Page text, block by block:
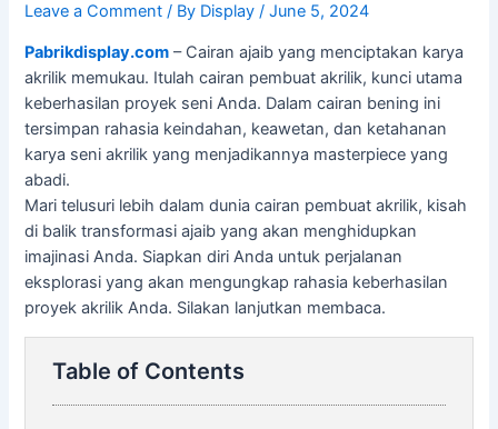
Leave a Comment / By Display/June 5, 2024
Pabrikdisplay.com – Cairan ajaib yang menciptakan karya
akrilik memukau. Itulah cairan pembuat akrilik, kunci utama
keberhasilan proyek seni Anda. Dalam cairan bening ini
tersimpan rahasia keindahan, keawetan, dan ketahanan
karya seni akrilik yang menjadikannya masterpiece yang
abadi.
Mari telusuri lebih dalam dunia cairan pembuat akrilik, kisah
di balik transformasi ajaib yang akan menghidupkan
imajinasi Anda. Siapkan diri Anda untuk perjalanan
eksplorasi yang akan mengungkap rahasia keberhasilan
proyek akrilik Anda. Silakan lanjutkan membaca.
Table of Contents